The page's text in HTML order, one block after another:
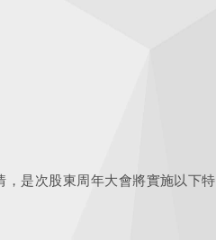
是次股東周年大會將實施以下特